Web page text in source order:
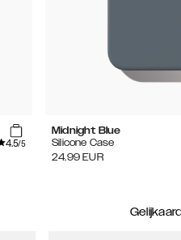
4.5/5
Midnight Blue
Silicone Case
24.99 EUR